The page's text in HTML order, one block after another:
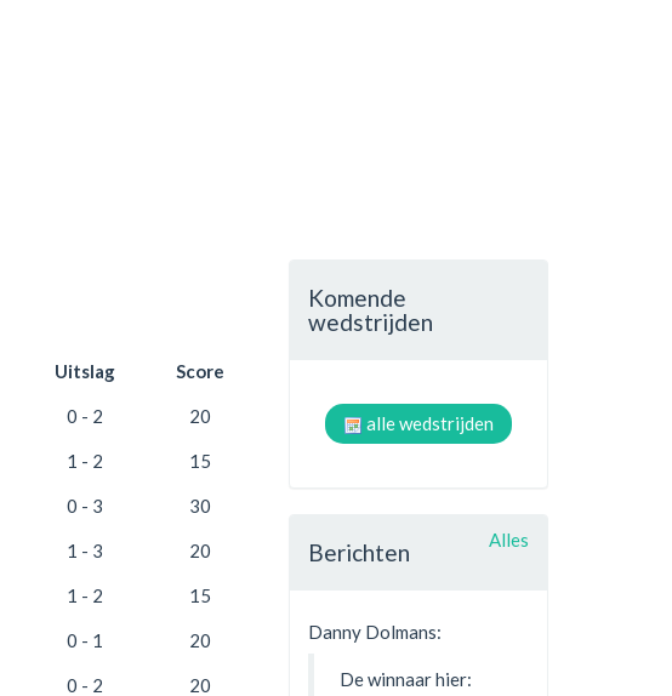
Uitslag Score
0 - 2 20
1 - 2 15
0 - 3 30
1 - 3 20
1 - 2 15
0 - 1 20
0 - 2 20
Komende
wedstrijden
alle wedstrijden
Alles
Berichten
Danny Dolmans:
De winnaar hier: